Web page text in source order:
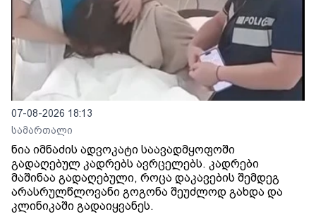
07-08-2026 18:13
სამართალი
ნია იმნაძის ადვოკატი საავადმყოფოში
გადაღებულ კადრებს ავრცელებს. კადრები
მაშინაა გადაღებული, როცა დაკავების შემდეგ
არასრულწლოვანი გოგონა შეუძლოდ გახდა და
კლინიკაში გადაიყვანეს.